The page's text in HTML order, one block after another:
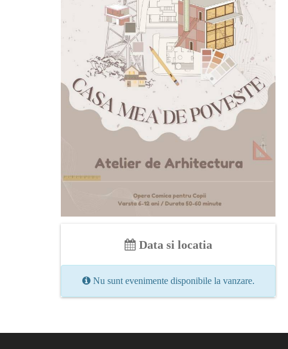
Data si locatia
Nu sunt evenimente disponibile la vanzare.